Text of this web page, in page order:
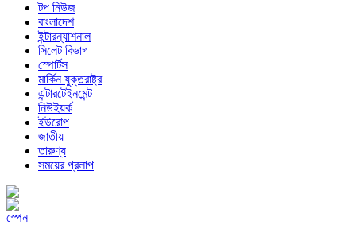
টপ নিউজ
বাংলাদেশ
ইন্টারন্যাশনাল
সিলেট বিভাগ
স্পোর্টস
মার্কিন যুক্তরাষ্ট্র
এন্টারটেইনমেন্ট
নিউইয়র্ক
ইউরোপ
জাতীয়
তারুণ্য
সময়ের প্রলাপ
স্পেন